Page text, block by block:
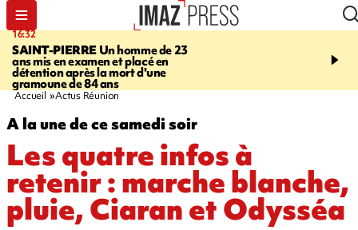
16:32
SAINT-PIERREUn homme de 23
ans mis en examen et placé en
détention après la mort d'une
gramoune de 84 ans
21:08
et Turquie scellent un
Accueil Actus Réunion
A la une de ce samedi soir
Les quatre infos à
retenir : marche blanche,
pluie, Ciaran et Odysséa